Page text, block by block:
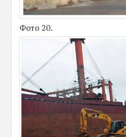
Фото 20.